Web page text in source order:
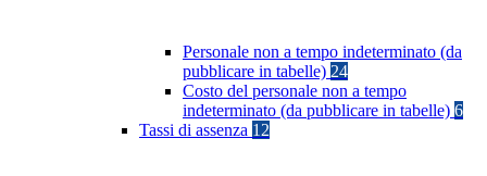
Personale non a tempo indeterminato (da
pubblicare in tabelle) 24
Costo del personale non a tempo
indeterminato (da pubblicare in tabelle) 6
Tassi di assenza 12